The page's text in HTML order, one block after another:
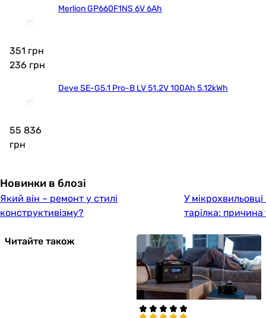
Merlion GP660F1NS 6V 6Ah
351 грн
236 грн
Deye SE-G5.1 Pro-B LV 51.2V 100Ah 5.12kWh
55 836
грн
Новинки в блозі
Який він – ремонт у стилі
конструктивізму?
У
тарілка:
Читайте також